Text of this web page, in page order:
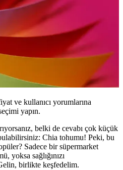
ve kullanıcı yorumlarına
yapın.
belki de cevabı çok küçük
Chia tohumu! Peki, bu
Sadece bir süpermarket
yoksa sağlığınızı
birlikte keşfedelim.